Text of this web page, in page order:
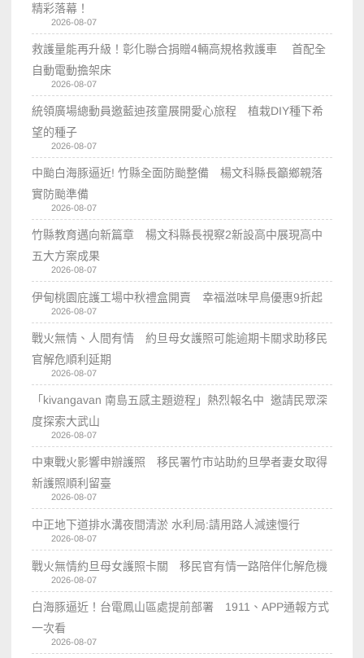
精彩落幕！
2026-08-07
救護量能再升級！彰化聯合捐贈4輛高規格救護車 首配全
自動電動擔架床
2026-08-07
統領廣場總動員邀藍迪孩童展開愛心旅程 植栽DIY種下希
望的種子
2026-08-07
中颱白海豚逼近! 竹縣全面防颱整備 楊文科縣長籲鄉親落
實防颱準備
2026-08-07
竹縣教育邁向新篇章 楊文科縣長視察2新設高中展現高中
五大方案成果
2026-08-07
伊甸桃園庇護工場中秋禮盒開賣 幸福滋味早鳥優惠9折起
2026-08-07
戰火無情、人間有情 約旦母女護照可能逾期卡關求助移民
官解危順利延期
2026-08-07
「kivangavan 南島五感主題遊程」熱烈報名中 邀請民眾深
度探索大武山
2026-08-07
中東戰火影響申辦護照 移民署竹市站助約旦學者妻女取得
新護照順利留臺
2026-08-07
中正地下道排水溝夜間清淤 水利局:請用路人減速慢行
2026-08-07
戰火無情約旦母女護照卡關 移民官有情一路陪伴化解危機
2026-08-07
白海豚逼近！台電鳳山區處提前部署 1911、APP通報方式
一次看
2026-08-07